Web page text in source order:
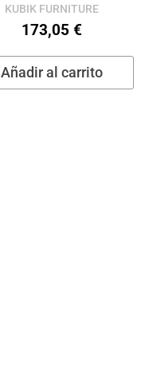
KUBIK FURNITURE
173,05 €
Añadir al carrito